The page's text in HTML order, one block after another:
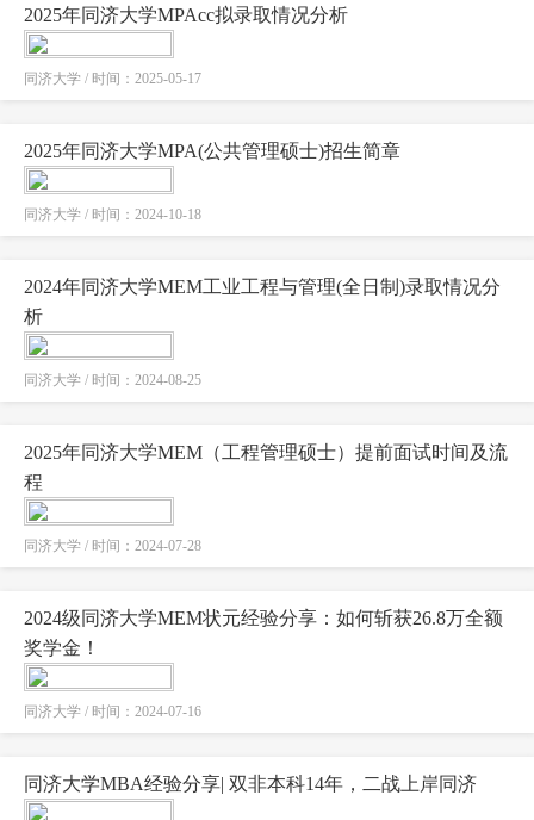
2025年同济大学MPAcc拟录取情况分析
同济大学 / 时间：2025-05-17
2025年同济大学MPA(公共管理硕士)招生简章
同济大学 / 时间：2024-10-18
2024年同济大学MEM工业工程与管理(全日制)录取情况分
析
同济大学 / 时间：2024-08-25
2025年同济大学MEM（工程管理硕士）提前面试时间及流
程
同济大学 / 时间：2024-07-28
2024级同济大学MEM状元经验分享：如何斩获26.8万全额
奖学金！
同济大学 / 时间：2024-07-16
同济大学MBA经验分享| 双非本科14年，二战上岸同济